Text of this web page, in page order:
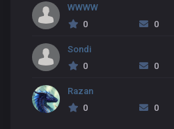
WWWW
0
0
Sondi
0
0
Razan
0
0